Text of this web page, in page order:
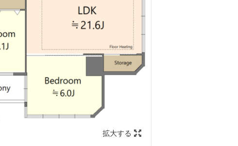
拡大する